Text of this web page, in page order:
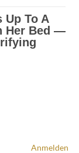
Anmelden